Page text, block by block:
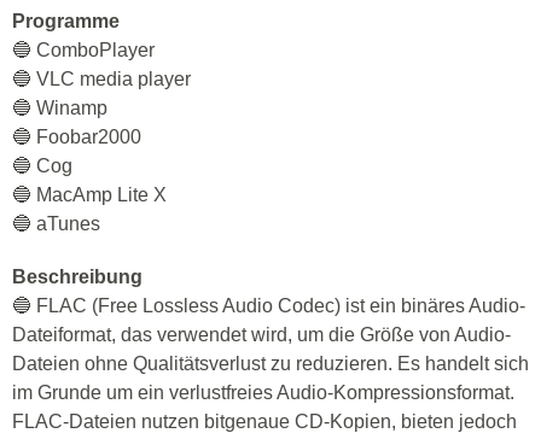
Programme
🔵 СomboPlayer
🔵 VLC media player
🔵 Winamp
🔵 Foobar2000
🔵 Cog
🔵 MacAmp Lite X
🔵 aTunes
Beschreibung
🔵 FLAC (Free Lossless Audio Codec) ist ein binäres Audio-
Dateiformat, das verwendet wird, um die Größe von Audio-
Dateien ohne Qualitätsverlust zu reduzieren. Es handelt sich
im Grunde um ein verlustfreies Audio-Kompressionsformat.
FLAC-Dateien nutzen bitgenaue CD-Kopien, bieten jedoch